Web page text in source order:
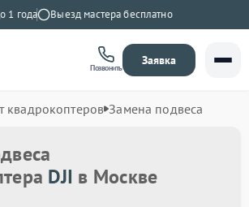
Выезд мастера бесплатно
Позвонить
Заявка
квадрокоптеров Замена подвеса
DJI в Москве